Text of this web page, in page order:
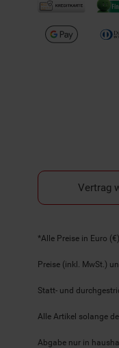
Vertrag
*Alle Preise in Euro
Preise (inkl. MwSt.)
Statt- und
Alle Artikel solange
Abgabe nur in